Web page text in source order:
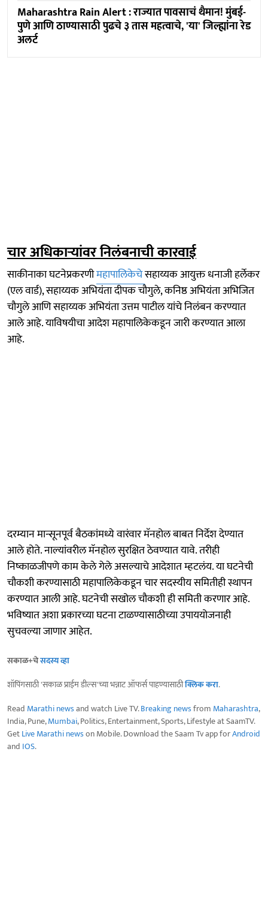
Maharashtra Rain Alert : राज्यात पावसाचं थैमान! मुंबई-
पुणे आणि ठाण्यासाठी पुढचे ३ तास महत्वाचे, 'या' जिल्ह्यांना रेड
अलर्ट
चार अधिकाऱ्यांवर निलंबनाची कारवाई
साकीनाका घटनेप्रकरणीमहापालिकेचेसहाय्यक आयुक्त धनाजी हर्लेकर
(एल वार्ड), सहाय्यक अभियंता दीपक चौगुले, कनिष्ठ अभियंता अभिजित
चौगुले आणि सहाय्यक अभियंता उत्तम पाटील यांचे निलंबन करण्यात
आले आहे. याविषयीचा आदेश महापालिकेकडून जारी करण्यात आला
आहे.
दरम्यान मान्सूनपूर्व बैठकांमध्ये वारंवार मॅनहोल बाबत निर्देश देण्यात
आले होते. नाल्यांवरील मॅनहोल सुरक्षित ठेवण्यात यावे. तरीही
निष्काळजीपणे काम केले गेले असल्याचे आदेशात म्हटलंय. या घटनेची
चौकशी करण्यासाठी महापालिकेकडून चार सदस्यीय समितीही स्थापन
करण्यात आली आहे. घटनेची सखोल चौकशी ही समिती करणार आहे.
भविष्यात अशा प्रकारच्या घटना टाळण्यासाठीच्या उपाययोजनाही
सुचवल्या जाणार आहेत.
सकाळ+चेसदस्य व्हा
शॉपिंगसाठी 'सकाळ प्राईम डील्स'च्या भन्नाट ऑफर्स पाहण्यासाठीक्लिक करा.
Read Marathi newsand watch Live TV.Breaking newsfrom Maharashtra,
India, Pune,Mumbai, Politics, Entertainment, Sports, Lifestyle at SaamTV.
GetLive Marathi newson Mobile. Download the Saam Tv app forAndroid
and IOS.